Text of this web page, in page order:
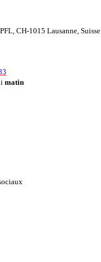
CH-1015 Lausanne, Suisse
matin